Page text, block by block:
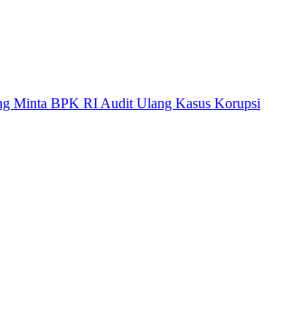
Minta BPK RI Audit Ulang Kasus Korupsi